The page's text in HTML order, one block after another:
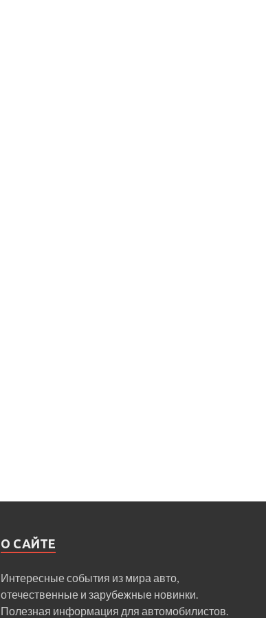
О САЙТЕ
Интересные события из мира авто,
отечественные и зарубежные новинки.
Полезная информация для автомобилистов.